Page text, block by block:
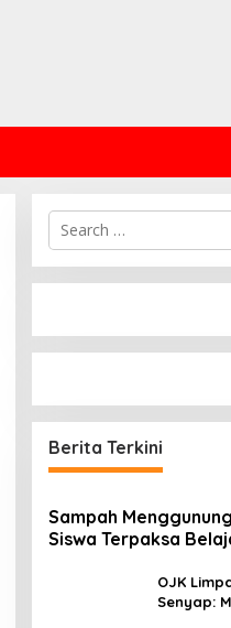
Search
for:
Berita Terkini
Sampah
Siswa Terpaksa
OJK
Senyap: